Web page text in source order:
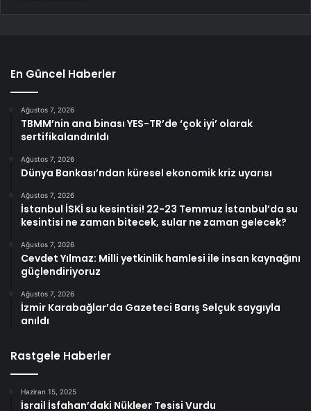
En Güncel Haberler
Ağustos 7, 2026
TBMM’nin ana binası YES-TR’de ‘çok iyi’ olarak
sertifikalandırıldı
Ağustos 7, 2026
Dünya Bankası’ndan küresel ekonomik kriz uyarısı
Ağustos 7, 2026
İstanbul İSKİ su kesintisi! 22-23 Temmuz İstanbul’da su
kesintisi ne zaman bitecek, sular ne zaman gelecek?
Ağustos 7, 2026
Cevdet Yılmaz: Milli yetkinlik hamlesi ile insan kaynağını
güçlendiriyoruz
Ağustos 7, 2026
İzmir Karabağlar’da Gazeteci Barış Selçuk saygıyla
anıldı
Rastgele Haberler
Haziran 15, 2025
İsrail İsfahan’daki Nükleer Tesisi Vurdu